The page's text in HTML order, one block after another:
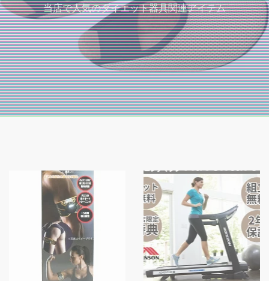
当店で人気のダイエット器具関連アイテム